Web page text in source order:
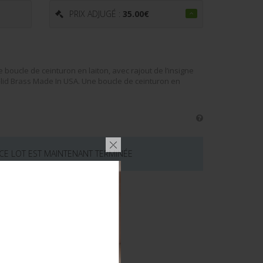
PRIX ADJUGÉ : 35.00€
boucle de ceinturon en laiton, avec rajout de l’insigne
Brass Made In USA. Une boucle de ceinturon en
LOT EST MAINTENANT TERMINÉE